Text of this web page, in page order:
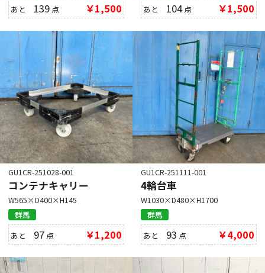
あと 139 点 ￥1,500
あと 104点 ￥1,500
GU1CR-251028-001
コンテナキャリー
W565×D400×H145
群馬
あと 97 点 ￥1,200
GU1CR-251111-001
4輪台車
W1030×D480×H1700
群馬
あと 93 点 ￥4,000